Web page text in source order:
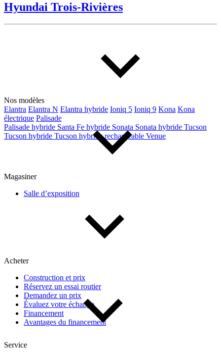
Hyundai Trois-Rivières
Nos modèles
Elantra Elantra N Elantra hybride Ioniq 5 Ioniq 9 Kona Kona
électrique Palisade
Palisade hybride Santa Fe hybride Sonata Sonata hybride Tucson
Tucson hybride Tucson hybride rechargeable Venue
Magasiner
Salle d’exposition
Acheter
Construction et prix
Réservez un essai routier
Demandez un prix
Évaluez votre échange
Financement
Avantages du financement
Service